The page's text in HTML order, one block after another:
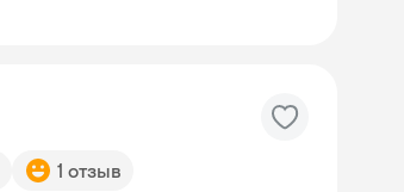
1 отзыв